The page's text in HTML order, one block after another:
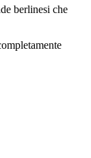
berlinesi che